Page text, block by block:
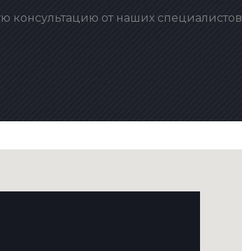
консультацию от наших специалистов